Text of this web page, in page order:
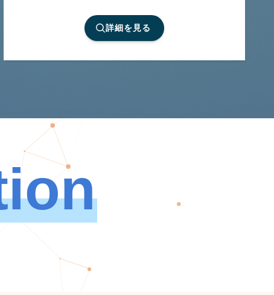
詳細を見る